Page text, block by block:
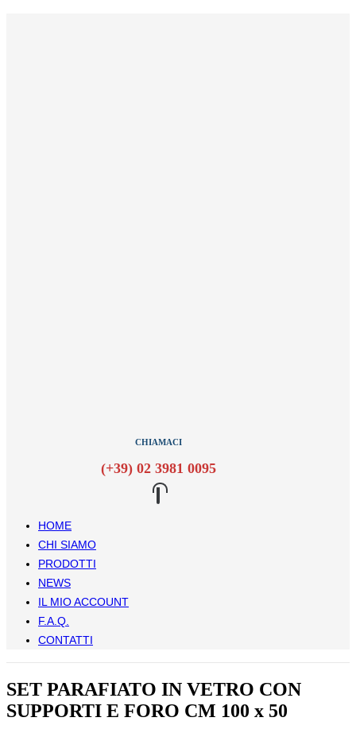
CHIAMACI
(+39) 02 3981 0095
HOME
CHI SIAMO
PRODOTTI
NEWS
IL MIO ACCOUNT
F.A.Q.
CONTATTI
SET PARAFIATO IN VETRO CON
SUPPORTI E FORO CM 100 x 50